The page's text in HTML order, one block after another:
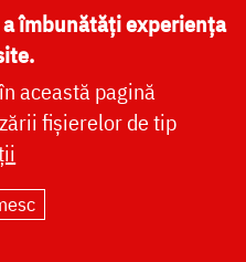
îmbunătăți experiența
această pagină
fișierelor de tip